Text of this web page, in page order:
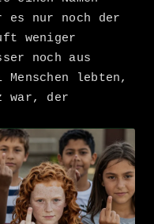
es nur noch der
weniger
noch aus
lebten,
war, der